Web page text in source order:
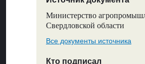
Министерство
Свердловской области
Все документы источника
Кто подписал